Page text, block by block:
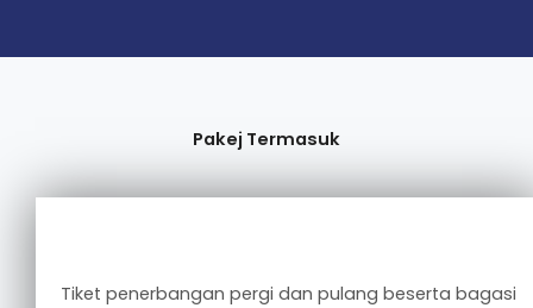
Pakej Termasuk
Tiket penerbangan pergi dan pulang beserta bagasi